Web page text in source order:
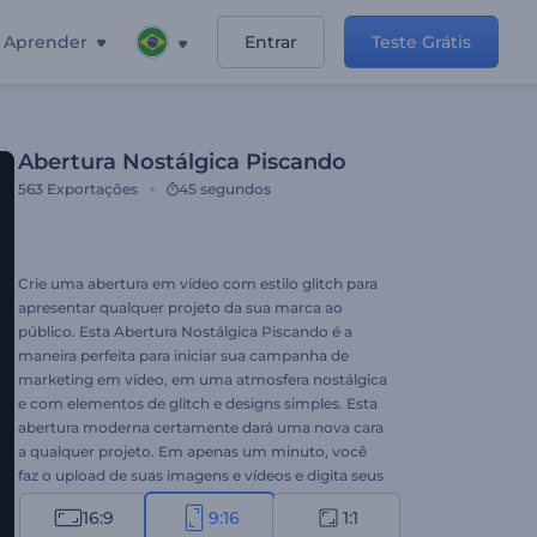
Aprender Entrar Teste Grátis
Abertura Nostálgica Piscando
563 Exportações 45 segundos
Crie uma abertura em vídeo com estilo glitch para
apresentar qualquer projeto da sua marca ao
público. Esta Abertura Nostálgica Piscando é a
maneira perfeita para iniciar sua campanha de
marketing em vídeo, em uma atmosfera nostálgica
e com elementos de glitch e designs simples. Esta
abertura moderna certamente dará uma nova cara
a qualquer projeto. Em apenas um minuto, você
faz o upload de suas imagens e vídeos e digita seus
textos para criar uma abertura profissional. Ideal
para promoções de novos produtos, convites de
16:9 9:16 1:1